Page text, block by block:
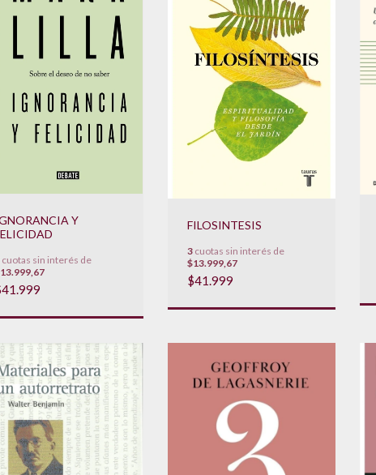
Y
cuotas sin interés de
FILOSINTESIS
3cuotas sin interés de
$13.999,67
$41.999